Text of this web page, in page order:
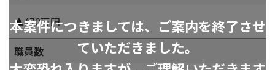
本案件につきましては、ご案内を終了させ
ていただきました。
▲470万円
職員数